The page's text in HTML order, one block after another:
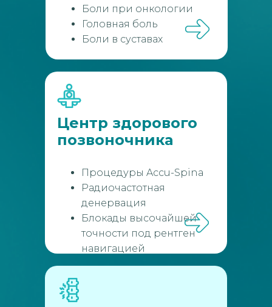
Процедуры Accu-Spina
Радиочастотная
денервация
Блокады высочайшей
точности под рентген
навигацией
Центр здорового
позвоночника
Боли при онкологии
Головная боль
Боли в суставах